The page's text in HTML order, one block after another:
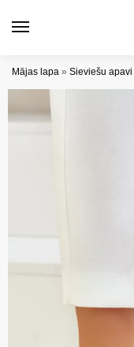
Mājas lapa » Sieviešu apavi